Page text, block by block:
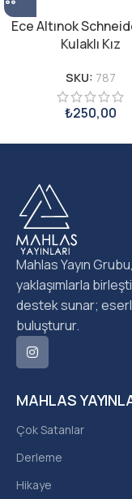
Ece Altınok
Kulaklı Kız
SKU: 787
₺250,00
MAHLAS
Çok Satanlar
Derleme
Hikaye
Mahlas Yayın
yaklaşımlarla
destek sunar;
buluşturur.